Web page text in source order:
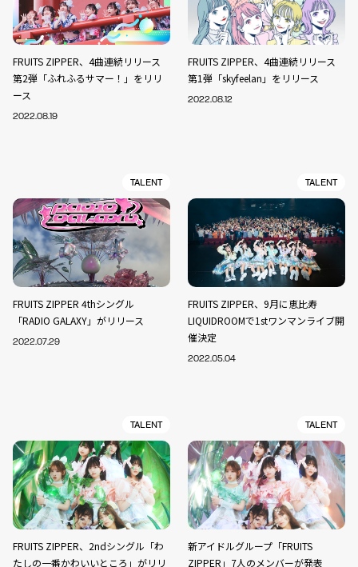
FRUITS ZIPPER、4曲連続リリース
第2弾「ふれふるサマー！」をリリ
ース
2022.08.19
FRUITS ZIPPER、4曲連続リリース
第1弾「skyfeelan」をリリース
2022.08.12
TALENT
FRUITS ZIPPER 4thシングル
「RADIO GALAXY」がリリース
2022.07.29
TALENT
FRUITS ZIPPER、9月に恵比寿
LIQUIDROOMで1stワンマンライブ開
催決定
2022.05.04
TALENT
FRUITS ZIPPER、2ndシングル「わ
たしの一番かわいいところ」がリリ
TALENT
新アイドルグループ「FRUITS
ZIPPER」7人のメンバーが発表